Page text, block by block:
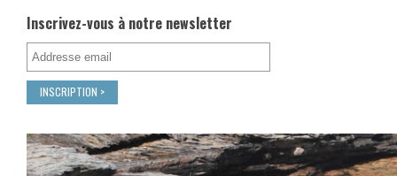
Inscrivez-vous à notre newsletter